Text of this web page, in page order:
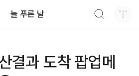
늘 푸른 날
결과 도착 팝업메